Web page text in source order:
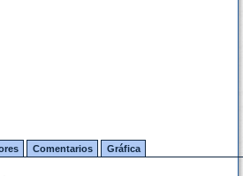
Comentarios Gráfica